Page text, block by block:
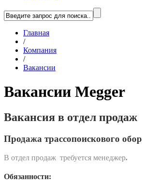
Главная
/
Компания
/
Вакансии
Вакансии Megger
Вакансия в отдел продаж
Продажа трассопоискового
В отдел продаж требуется менеджер.
Обязанности: